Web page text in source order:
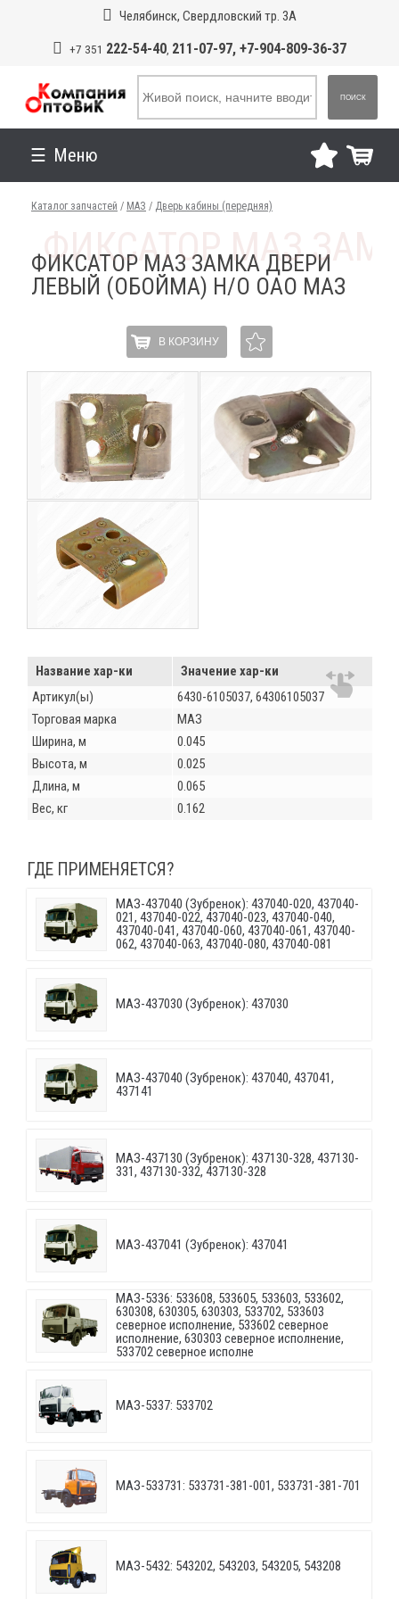
Челябинск, Свердловский тр. 3А
+7 351 222-54-40, 211-07-97, +7-904-809-36-37
ПОИСК
Меню
Каталог запчастей / МАЗ / Дверь кабины (передняя)
ФИКСАТОР МАЗ ЗАМКА ДВЕРИ
ЛЕВЫЙ (ОБОЙМА) Н/О ОАО МАЗ
В КОРЗИНУ
Название хар-ки
Значение хар-ки
Артикул(ы)
6430-6105037, 64306105037
Торговая марка
МАЗ
Ширина, м
0.045
Высота, м
0.025
Длина, м
0.065
Вес, кг
0.162
ГДЕ ПРИМЕНЯЕТСЯ?
МАЗ-437040 (Зубренок): 437040-020, 437040-
021, 437040-022, 437040-023, 437040-040,
437040-041, 437040-060, 437040-061, 437040-
062, 437040-063, 437040-080, 437040-081
МАЗ-437030 (Зубренок): 437030
МАЗ-437040 (Зубренок): 437040, 437041,
437141
МАЗ-437130 (Зубренок): 437130-328, 437130-
331, 437130-332, 437130-328
МАЗ-437041 (Зубренок): 437041
МАЗ-5336: 533608, 533605, 533603, 533602,
630308, 630305, 630303, 533702, 533603
северное исполнение, 533602 северное
исполнение, 630303 северное исполнение,
533702 северное исполне
МАЗ-5337: 533702
МАЗ-533731: 533731-381-001, 533731-381-701
МАЗ-5432: 543202, 543203, 543205, 543208